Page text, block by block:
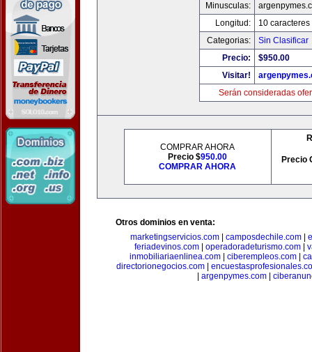
Minusculas:
Longitud:
10 caracteres
Categorias:
Sin Clasificar
Precio:
$950.00
Visitar!
Serán consideradas
COMPRAR AHORA
Precio $950.00
COMPRAR AHORA
Precio
Otros dominios en venta:
marketingservicios.com| camposdechile.com|
feriadevinos.com
operadoradeturismo.com
inmobiliariaenlinea.com| ciberempleos.com|
directorionegocios.com|
argenpymes.com